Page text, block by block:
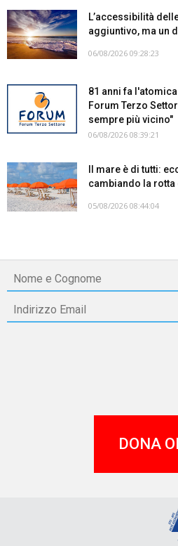
L’accessibilità
aggiuntivo, ma un
06/08/2026 09:28:23
81 anni fa
Forum Terzo
sempre più vicino"
06/08/2026 08:39:21
Il mare è di tutti:
cambiando la rotta
05/08/2026 08:44:04
DONA